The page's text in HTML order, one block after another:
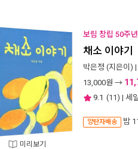
미리보기
보림 창립 50주
채소 이야기
박은정 (지은이) |
13,000원 →
9.1 (11) | 세
양탄자배송 밤